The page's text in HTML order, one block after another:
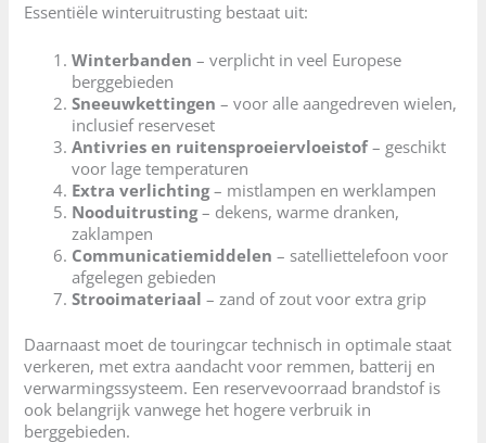
Essentiële winteruitrusting bestaat uit:
Winterbanden – verplicht in veel Europese
berggebieden
Sneeuwkettingen – voor alle aangedreven wielen,
inclusief reserveset
Antivries en ruitensproeiervloeistof– geschikt
voor lage temperaturen
Extra verlichting– mistlampen en werklampen
Nooduitrusting– dekens, warme dranken,
zaklampen
Communicatiemiddelen – satelliettelefoon voor
afgelegen gebieden
Strooimateriaal – zand of zout voor extra grip
Daarnaast moet de touringcar technisch in optimale staat
verkeren, met extra aandacht voor remmen, batterij en
verwarmingssysteem. Een reservevoorraad brandstof is
ook belangrijk vanwege het hogere verbruik in
berggebieden.